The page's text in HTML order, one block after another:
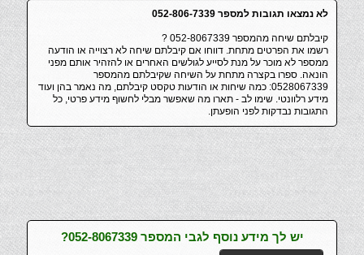
לא נמצאו תגובות למספר 052-806-7339
קיבלתם שיחה מהמספר 052-8067339 ?
רשמו את הפרטים מתחת. דווחו אם קיבלתם שיחה לא רצוייה או הודעה
ממספר לא מוכר על מנת לסייע לגולשים האחרים או להזהיר אותם מפני
הונאה. ספרו בקצרה מתחת על השיחה שקיבלתם מהמספר
0528067339: כמה שיחות או הודעות טקסט קיבלתם, מה נאמר בהן ועוד
מידע רלוונטי. שימו לב - תארו מה שאפשר מבלי לחשוף מידע פרטי, כל
התגובות נבדקות לפני הופעתן.
יש לך מידע נוסף לגבי המספר 052-8067339?